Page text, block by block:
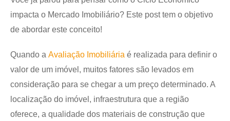
impacta o Mercado Imobiliário? Este post tem o objetivo
de abordar este conceito!
Quando a Avaliação Imobiliária é realizada para definir o
valor de um imóvel, muitos fatores são levados em
consideração para se chegar a um preço determinado. A
localização do imóvel, infraestrutura que a região
oferece, a qualidade dos materiais de construção que